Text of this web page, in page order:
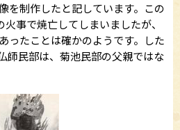
を制作したと記しています。この
事で焼亡してしまいましたが、
ったことは確かのようです。した
師民部は、菊池民部の父親ではな